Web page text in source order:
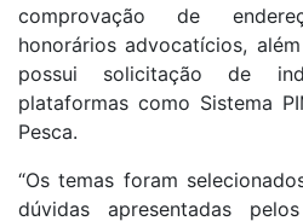
comprovação de
honorários advocatícios,
possui solicitação de
plataformas como Sistema
Pesca.
“Os temas foram
dúvidas apresentadas